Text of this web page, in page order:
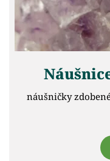
náušničky